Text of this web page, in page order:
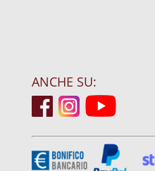
ANCHE SU: